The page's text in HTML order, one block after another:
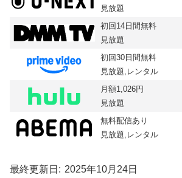
見放題
初回14日間無料
見放題
初回30日間無料
見放題,レンタル
月額1,026円
見放題
無料配信あり
見放題,レンタル
最終更新日 2025年10月24日